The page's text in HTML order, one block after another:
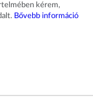
kérem,
Bővebb információ